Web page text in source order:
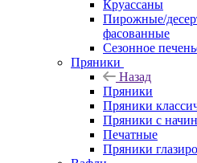
Круассаны
Пирожные/
фасованные
Сезонное
Пряники
Назад
Пряники
Пряники
Пряники с
Печатные
Пряники